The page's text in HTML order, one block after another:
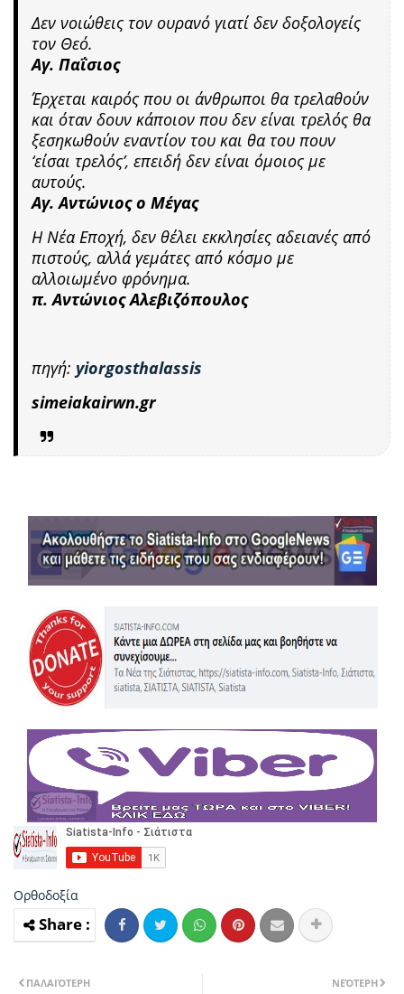
Δεν νοιώθεις τον ουρανό γιατί δεν δοξολογείς
τον Θεό.
Αγ. Παΐσιος
Έρχεται καιρός που οι άνθρωποι θα τρελαθούν
και όταν δουν κάποιον που δεν είναι τρελός θα
ξεσηκωθούν εναντίον του και θα του πουν
‘είσαι τρελός’, επειδή δεν είναι όμοιος με
αυτούς.
Αγ. Αντώνιος ο Μέγας
Η Νέα Εποχή, δεν θέλει εκκλησίες αδειανές από
πιστούς, αλλά γεμάτες από κόσμο με
αλλοιωμένο φρόνημα.
π. Αντώνιος Αλεβιζόπουλος
πηγή: yiorgosthalassis
simeiakairwn.gr
Ορθοδοξία
ΝΕΌΤΕΡΗ
ΠΑΛΑΙΌΤΕΡΗ